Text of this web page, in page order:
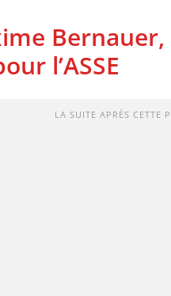
l’ASSE
LA SUITE APRÈS CETTE